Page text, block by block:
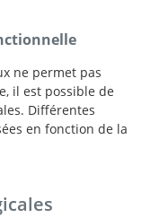
ne permet pas
il est possible de
Différentes
en fonction de la